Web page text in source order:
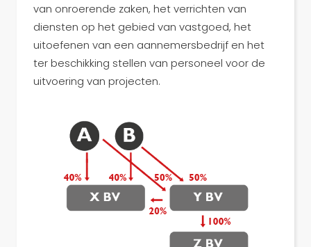
van onroerende zaken, het verrichten van
diensten op het gebied van vastgoed, het
uitoefenen van een aannemersbedrijf en het
ter beschikking stellen van personeel voor de
uitvoering van projecten.